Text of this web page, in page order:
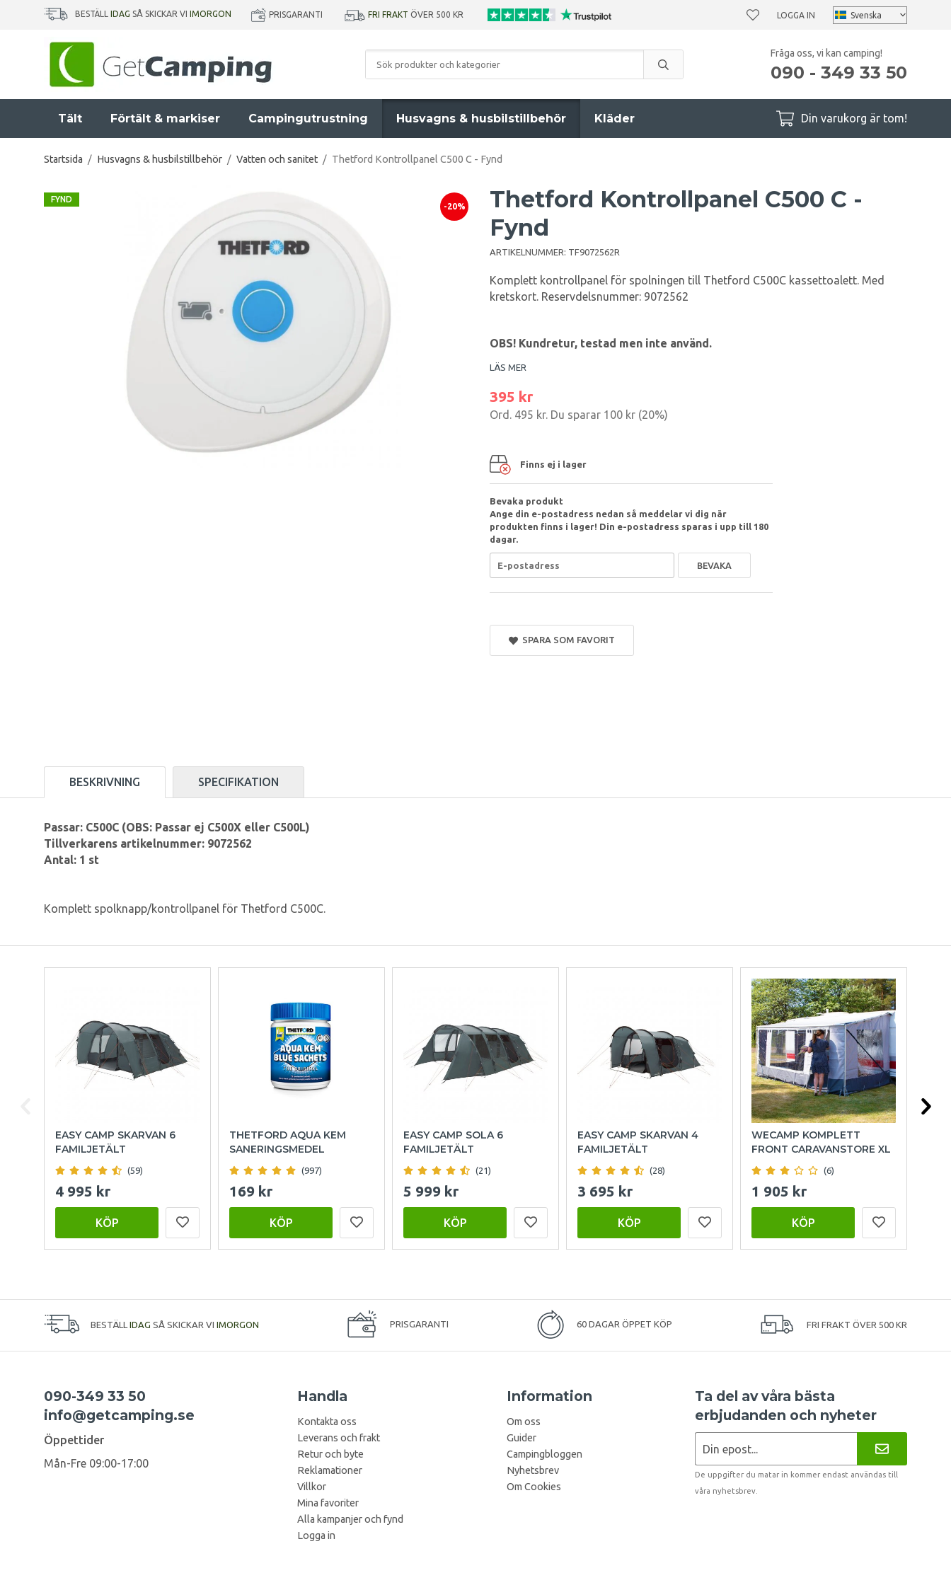
BESTÄLL IDAG SÅ SKICKAR VI IMORGON PRISGARANTI FRI FRAKT ÖVER 500 KR LOGGA IN
Fråga oss, vi kan camping!
090 - 349 33 50
Tält Förtält & markiser Campingutrustning Husvagns & husbilstillbehör Kläder Din varukorg är tom!
Startsida / Husvagns & husbilstillbehör / Vatten och sanitet / Thetford Kontrollpanel C500 C - Fynd
FYND
-20%
Thetford Kontrollpanel C500 C -
Fynd
ARTIKELNUMMER: TF9072562R
Komplett kontrollpanel för spolningen till Thetford C500C kassettoalett. Med
kretskort. Reservdelsnummer: 9072562
OBS! Kundretur, testad men inte använd.
LÄS MER
395 kr
Ord. 495 kr. Du sparar 100 kr (20%)
Finns ej i lager
Bevaka produkt
Ange din e-postadress nedan så meddelar vi dig när
produkten finns i lager! Din e-postadress sparas i upp till 180
dagar.
BEVAKA
SPARA SOM FAVORIT
BESKRIVNING SPECIFIKATION
Passar: C500C (OBS: Passar ej C500X eller C500L)
Tillverkarens artikelnummer: 9072562
Antal: 1 st
Komplett spolknapp/kontrollpanel för Thetford C500C.
EASY CAMP SKARVAN 6
FAMILJETÄLT
(59)
4 995 kr
KÖP
THETFORD AQUA KEM
SANERINGSMEDEL
(997)
169 kr
KÖP
EASY CAMP SOLA 6
FAMILJETÄLT
(21)
5 999 kr
KÖP
EASY CAMP SKARVAN 4
FAMILJETÄLT
(28)
3 695 kr
KÖP
WECAMP KOMPLETT
FRONT CARAVANSTORE XL
(6)
1 905 kr
KÖP
BESTÄLL IDAG SÅ SKICKAR VI IMORGON PRISGARANTI 60 DAGAR ÖPPET KÖP FRI FRAKT ÖVER 500 KR
090-349 33 50
info@getcamping.se
Öppettider
Mån-Fre 09:00-17:00
Handla
Kontakta oss
Leverans och frakt
Retur och byte
Reklamationer
Villkor
Mina favoriter
Alla kampanjer och fynd
Logga in
Information
Om oss
Guider
Campingbloggen
Nyhetsbrev
Om Cookies
Ta del av våra bästa
erbjudanden och nyheter
De uppgifter du matar in kommer endast användas till
våra nyhetsbrev.